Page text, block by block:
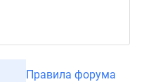
Правила форума